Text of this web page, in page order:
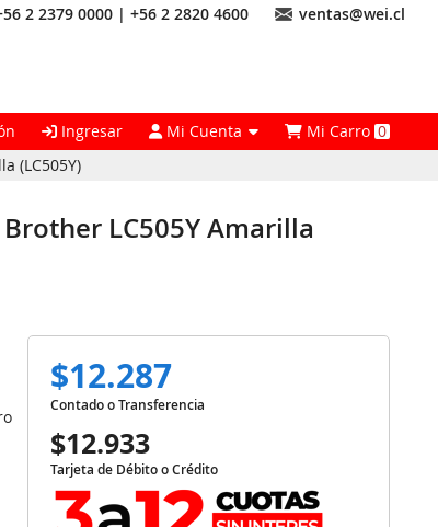
2 2379 0000 | +56 2 2820 4600 ventas@wei.cl
Ingresar Mi Cuenta Mi Carro0
(LC505Y)
LC505Y Amarilla
$12.287
Contado o Transferencia
$12.933
Tarjeta de Débito o Crédito